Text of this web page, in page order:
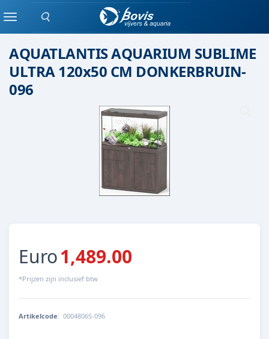
Zoeken
MenuAquatlantis
AQUATLANTIS AQUARIUM SUBLIME
ULTRA 120x50 CM DONKERBRUIN-
096
Euro1,489.00
*Prijzen zijn inclusief btw
Artikelcode: 0004806S-096